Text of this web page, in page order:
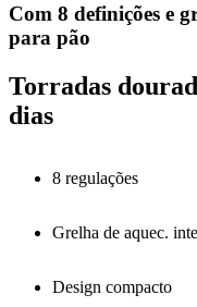
Com 8 definições e
para pão
Torradas
dias
8 regulações
Grelha de aquec.
Design compacto